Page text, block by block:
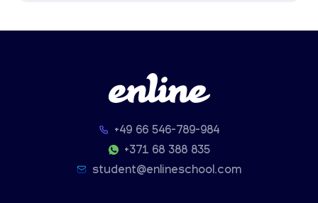
+49 66 546-789-984
+371 68 388 835
student@enlineschool.com